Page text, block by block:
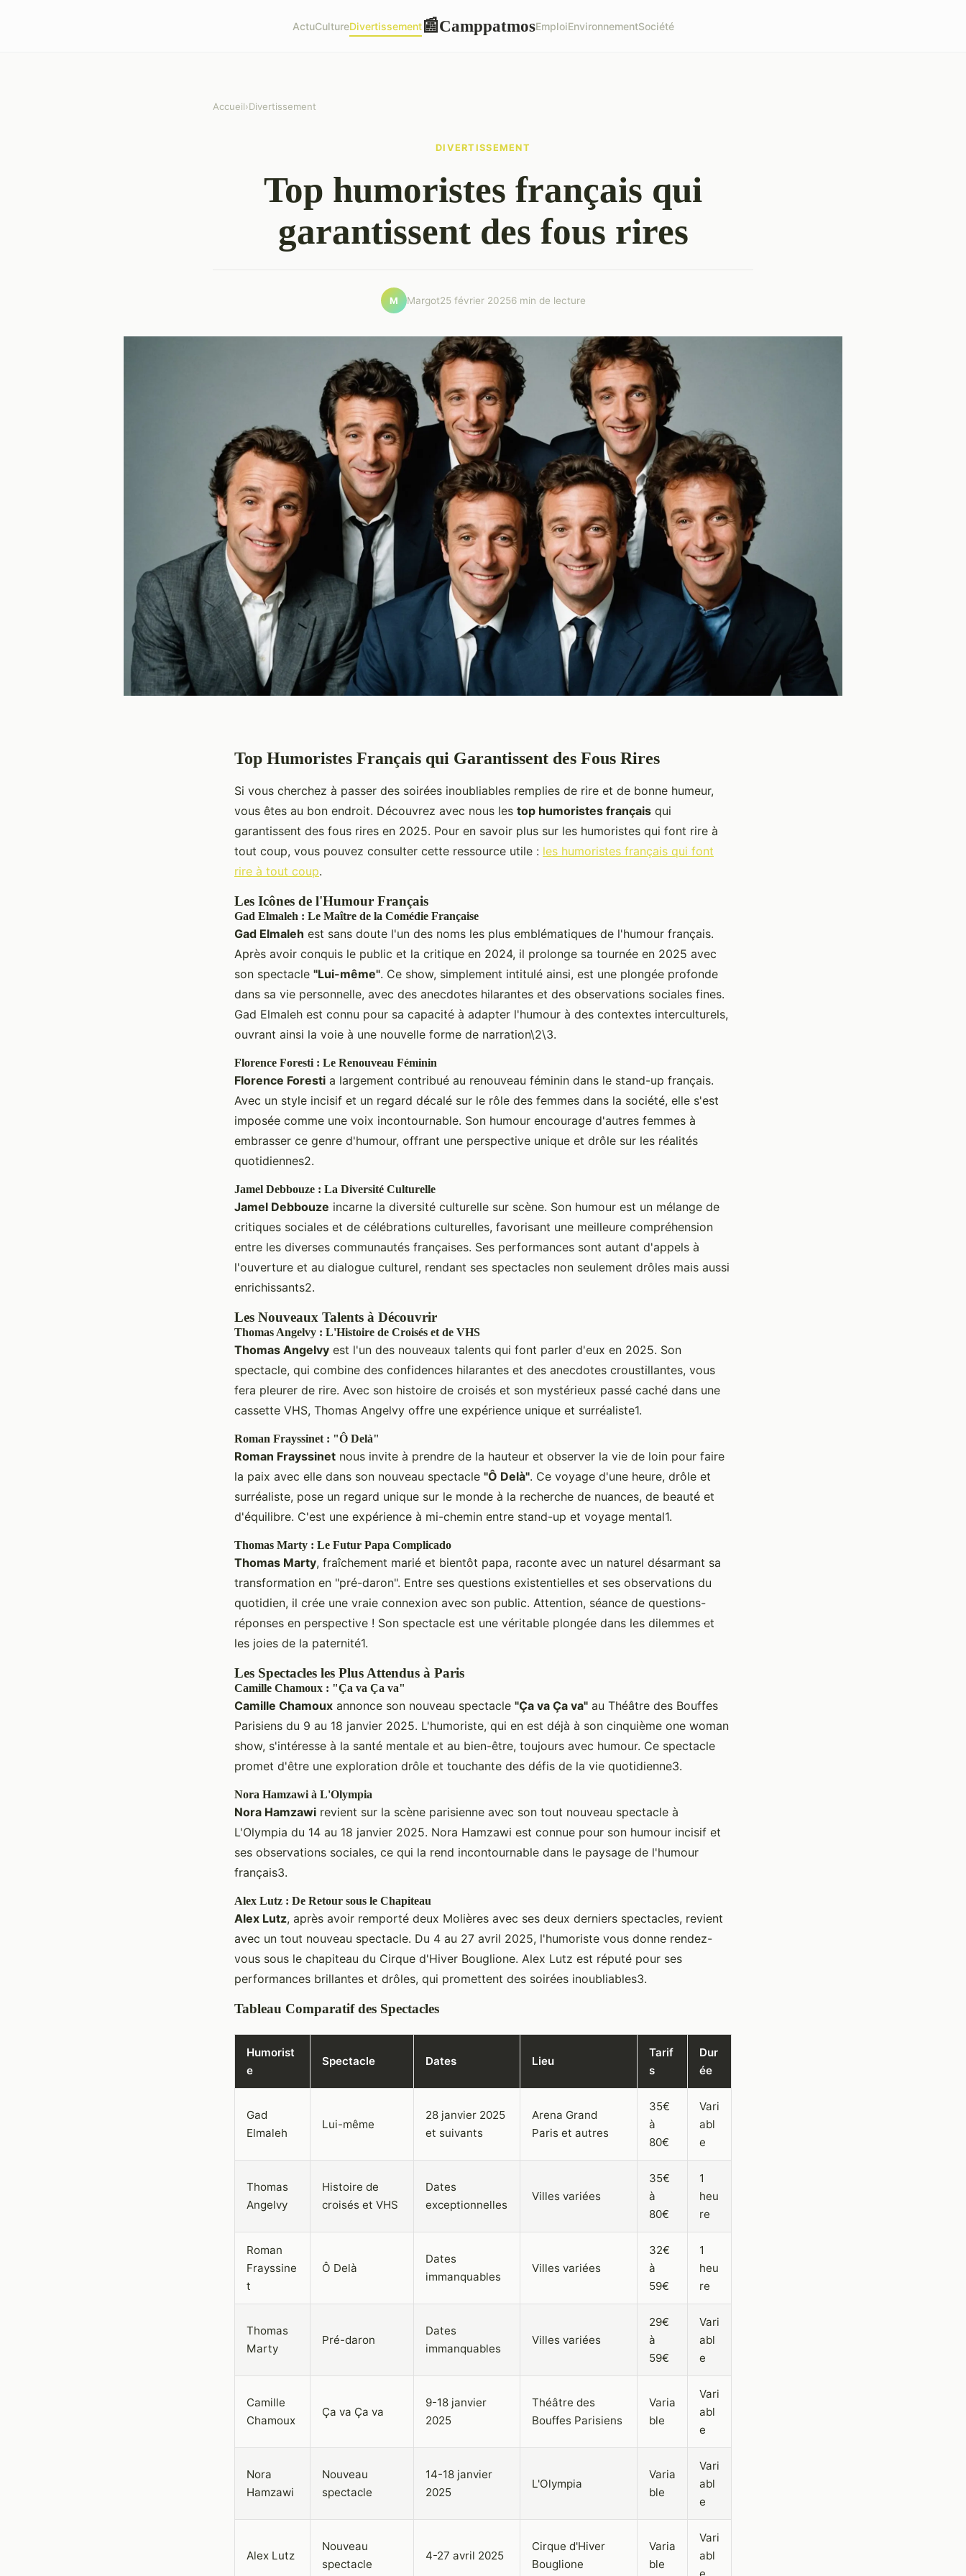
ActuCultureDivertissement📰CamppatmosEmploiEnvironnementSociété
Accueil›Divertissement
DIVERTISSEMENT
Top humoristes français qui
garantissent des fous rires
M Margot25 février 20256 min de lecture
Top Humoristes Français qui Garantissent des Fous Rires
Si vous cherchez à passer des soirées inoubliables remplies de rire et de bonne humeur,
vous êtes au bon endroit. Découvrez avec nous les top humoristes français qui
garantissent des fous rires en 2025. Pour en savoir plus sur les humoristes qui font rire à
tout coup, vous pouvez consulter cette ressource utile : les humoristes français qui font
rire à tout coup.
Les Icônes de l'Humour Français
Gad Elmaleh : Le Maître de la Comédie Française
Gad Elmaleh est sans doute l'un des noms les plus emblématiques de l'humour français.
Après avoir conquis le public et la critique en 2024, il prolonge sa tournée en 2025 avec
son spectacle "Lui-même". Ce show, simplement intitulé ainsi, est une plongée profonde
dans sa vie personnelle, avec des anecdotes hilarantes et des observations sociales fines.
Gad Elmaleh est connu pour sa capacité à adapter l'humour à des contextes interculturels,
ouvrant ainsi la voie à une nouvelle forme de narration\2\3.
Florence Foresti : Le Renouveau Féminin
Florence Foresti a largement contribué au renouveau féminin dans le stand-up français.
Avec un style incisif et un regard décalé sur le rôle des femmes dans la société, elle s'est
imposée comme une voix incontournable. Son humour encourage d'autres femmes à
embrasser ce genre d'humour, offrant une perspective unique et drôle sur les réalités
quotidiennes2.
Jamel Debbouze : La Diversité Culturelle
Jamel Debbouze incarne la diversité culturelle sur scène. Son humour est un mélange de
critiques sociales et de célébrations culturelles, favorisant une meilleure compréhension
entre les diverses communautés françaises. Ses performances sont autant d'appels à
l'ouverture et au dialogue culturel, rendant ses spectacles non seulement drôles mais aussi
enrichissants2.
Les Nouveaux Talents à Découvrir
Thomas Angelvy : L'Histoire de Croisés et de VHS
Thomas Angelvy est l'un des nouveaux talents qui font parler d'eux en 2025. Son
spectacle, qui combine des confidences hilarantes et des anecdotes croustillantes, vous
fera pleurer de rire. Avec son histoire de croisés et son mystérieux passé caché dans une
cassette VHS, Thomas Angelvy offre une expérience unique et surréaliste1.
Roman Frayssinet : "Ô Delà"
Roman Frayssinet nous invite à prendre de la hauteur et observer la vie de loin pour faire
la paix avec elle dans son nouveau spectacle "Ô Delà". Ce voyage d'une heure, drôle et
surréaliste, pose un regard unique sur le monde à la recherche de nuances, de beauté et
d'équilibre. C'est une expérience à mi-chemin entre stand-up et voyage mental1.
Thomas Marty : Le Futur Papa Complicado
Thomas Marty, fraîchement marié et bientôt papa, raconte avec un naturel désarmant sa
transformation en "pré-daron". Entre ses questions existentielles et ses observations du
quotidien, il crée une vraie connexion avec son public. Attention, séance de questions-
réponses en perspective ! Son spectacle est une véritable plongée dans les dilemmes et
les joies de la paternité1.
Les Spectacles les Plus Attendus à Paris
Camille Chamoux : "Ça va Ça va"
Camille Chamoux annonce son nouveau spectacle "Ça va Ça va" au Théâtre des Bouffes
Parisiens du 9 au 18 janvier 2025. L'humoriste, qui en est déjà à son cinquième one woman
show, s'intéresse à la santé mentale et au bien-être, toujours avec humour. Ce spectacle
promet d'être une exploration drôle et touchante des défis de la vie quotidienne3.
Nora Hamzawi à L'Olympia
Nora Hamzawi revient sur la scène parisienne avec son tout nouveau spectacle à
L'Olympia du 14 au 18 janvier 2025. Nora Hamzawi est connue pour son humour incisif et
ses observations sociales, ce qui la rend incontournable dans le paysage de l'humour
français3.
Alex Lutz : De Retour sous le Chapiteau
Alex Lutz, après avoir remporté deux Molières avec ses deux derniers spectacles, revient
avec un tout nouveau spectacle. Du 4 au 27 avril 2025, l'humoriste vous donne rendez-
vous sous le chapiteau du Cirque d'Hiver Bouglione. Alex Lutz est réputé pour ses
performances brillantes et drôles, qui promettent des soirées inoubliables3.
Tableau Comparatif des Spectacles
Humorist
e
Spectacle Dates Lieu
Tarif
s
Dur
ée
Gad
Elmaleh
Lui-même
28 janvier 2025
et suivants
Arena Grand
Paris et autres
35€
à
80€
Vari
abl
e
Thomas
Angelvy
Histoire de
croisés et VHS
Dates
exceptionnelles
Villes variées
35€
à
80€
1
heu
re
Roman
Frayssine
t
Ô Delà
Dates
immanquables
Villes variées
32€
à
59€
1
heu
re
Thomas
Marty
Pré-daron
Dates
immanquables
Villes variées
29€
à
59€
Vari
abl
e
Camille
Chamoux
Ça va Ça va
9-18 janvier
2025
Théâtre des
Bouffes Parisiens
Varia
ble
Vari
abl
e
Nora
Hamzawi
Nouveau
spectacle
14-18 janvier
2025
L'Olympia
Varia
ble
Vari
abl
e
Alex Lutz
Nouveau
spectacle
4-27 avril 2025
Cirque d'Hiver
Bouglione
Varia
ble
Vari
abl